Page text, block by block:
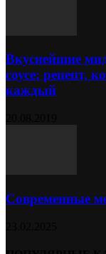
Вкуснейшие
соусе: рецепт,
каждый
Современные